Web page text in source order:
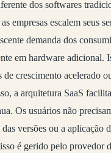
dos softwares
empresas escalem seus
demanda dos
em hardware adicional.
crescimento acelerado
a arquitetura SaaS
Os usuários não
versões ou a aplicação
é gerido pelo provedor